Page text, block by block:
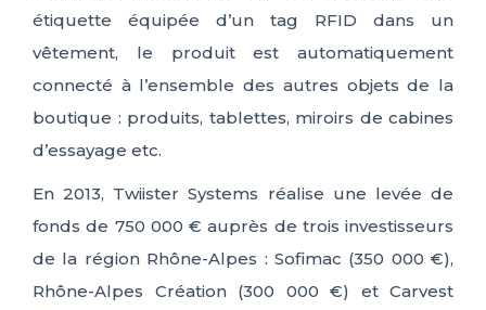
étiquette équipée d’un tag RFID dans un
vêtement, le produit est automatiquement
connecté à l’ensemble des autres objets de la
boutique : produits, tablettes, miroirs de cabines
d’essayage etc.
En 2013, Twiister Systems réalise une levée de
fonds de 750 000 € auprès de trois investisseurs
de la région Rhône-Alpes : Sofimac (350 000 €),
Rhône-Alpes Création (300 000 €) et Carvest